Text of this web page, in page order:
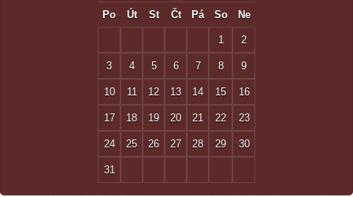
Po Út St Čt Pá So Ne
1 2
3 4 5 6 7 8 9
10 11 12 13 14 15 16
17 18 19 20 21 22 23
24 25 26 27 28 29 30
31